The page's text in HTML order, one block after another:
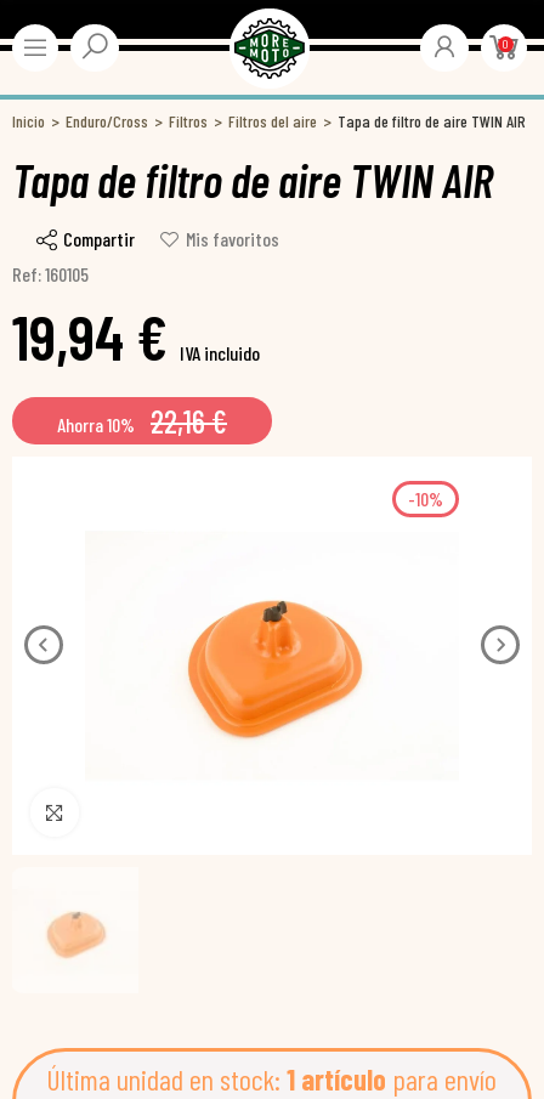
0
Inicio Enduro/Cross Filtros Filtros del aire Tapa de filtro de aire TWIN AIR
Tapa de filtro de aire TWIN AIR
Compartir
Mis favoritos
Ref: 160105
19,94 € IVA incluido
Ahorra 10% 22,16 €
-10%
Última unidad en stock: 1 artículo para envío